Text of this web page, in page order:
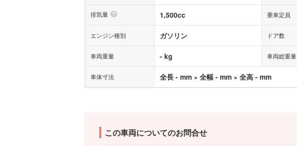
排気量 1,500cc 乗車定員
エンジン種別 ガソリン ドア数
車両重量 - kg 車両総重量
車体寸法 全長 - mm × 全幅 - mm × 全高 - mm
この車両についてのお問合せ